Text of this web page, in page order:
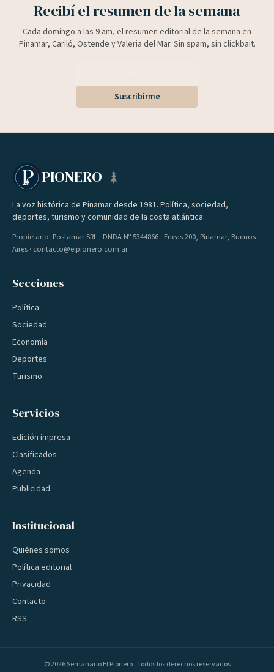
Recibí el resumen de la semana
Cada domingo a las 9 am, el resumen editorial de la semana en
Pinamar, Cariló, Ostende y Valeria del Mar. Sin spam, sin clickbait.
Suscribirme
PIONERO
La voz histórica de Pinamar desde 1981. Política, sociedad,
deportes, turismo y comunidad de la costa atlántica.
Propietario: Postamar SRL · DNDA Nº 5344866 · Eneas 200, Pinamar, Buenos
Aires · contacto@elpionero.com.ar
Secciones
Política
Sociedad
Economía
Deportes
Turismo
Servicios
Edición impresa
Clasificados
Agenda
Publicidad
Institucional
Quiénes somos
Política editorial
Privacidad
Contacto
RSS
©2026Semanario El Pionero · Todos los derechos reservados